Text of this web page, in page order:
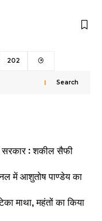
202
Search
सरकार : शकील सैफी
में आशुतोष पाण्डेय का
माथा, महंतों का किया